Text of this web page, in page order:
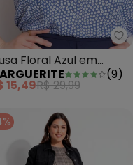
- Blusa Mescla com
Floral Azul em
de Poliéster
(9)
15,49R$ 29,99